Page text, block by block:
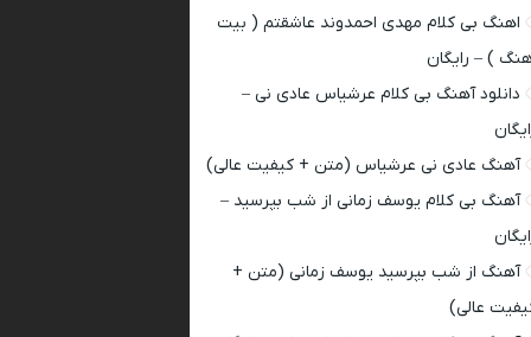
اهنگ بی کلام مهدی احمدوند عاشقتم ( بیت
) – رایگان
دانلود آهنگ بی کلام عرشیاس عادی نی –
آهنگ عادی نی عرشیاس (متن + کیفیت عالی)
آهنگ بی کلام یوسف زمانی از شب بپرسید –
آهنگ از شب بپرسید یوسف زمانی (متن +
عالی)